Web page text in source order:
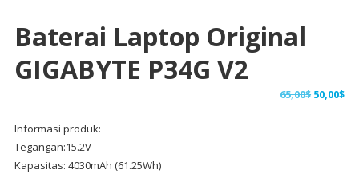
Baterai Laptop Original
GIGABYTE P34G V2
65,00$ Harga
50,00$
Informasi produk:
Tegangan:15.2V
Kapasitas: 4030mAh (61.25Wh)